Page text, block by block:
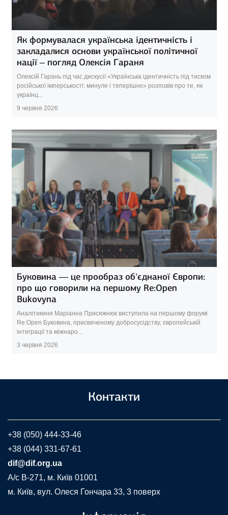
Як формувалася українська ідентичність і
закладалися основи української політичної
нації – погляд Олексія Гараня
Олексій Гарань під час дискусії «Українська ідентичність під тиском
російської імперськості: минуле і теперішнє» розповів про те, як
українц...
9 червня 2026
Буковина — це прообраз об’єднаної Європи:
про що говорили на першому Re:Open
Bukovyna
Аналітикиня Маріанна Присяжнюк виступила на першому форумі
Re:Open Буковина, присвяченому добросусідству, європейській
інтеграції та міжнаро...
3 червня 2026
Контакти
+38 (050) 444-33-46
+38 (044) 331-67-61
dif@dif.org.ua
A/c В-271, м. Київ 01001
м. Київ, вул. Олеся Гончара 33, 3 поверх